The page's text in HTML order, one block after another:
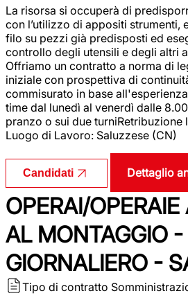
La risorsa si occuperà di
con l’utilizzo di appositi strumenti,
filo su pezzi già predisposti ed
controllo degli utensili e degli altri
Offriamo un contratto a norma di
iniziale con prospettiva di
commisurato in base
time dal lunedì al venerdì dalle
pranzo o sui due turniRetribuzione
Luogo di Lavoro: Saluzzese (CN)
Candidati Dettaglio
OPERAI/
AL MONTAGGIO -
GIORNALIERO -
Tipo di contratto